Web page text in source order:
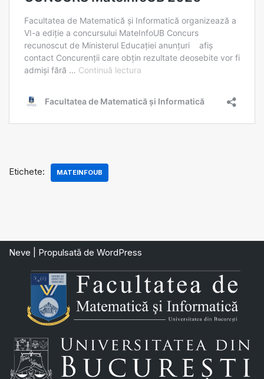
Etichete: MATEINFOUB
Neve | Propulsată de WordPress